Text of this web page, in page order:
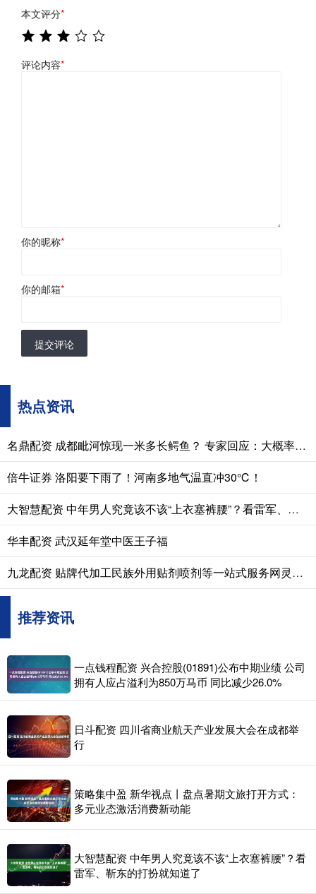
本文评分*
评论内容*
你的昵称*
你的邮箱*
提交评论
热点资讯
名鼎配资 成都毗河惊现一米多长鳄鱼？ 专家回应：大概率是野外入侵物种 市民发现应及时报告
倍牛证券 洛阳要下雨了！河南多地气温直冲30℃！
大智慧配资 中年男人究竟该不该“上衣塞裤腰”？看雷军、靳东的打扮就知道了
华丰配资 武汉延年堂中医王子福
九龙配资 贴牌代加工民族外用贴剂喷剂等一站式服务网灵活合作
推荐资讯
一点钱程配资 兴合控股(01891)公布中期业绩 公司
拥有人应占溢利为850万马币 同比减少26.0%
日斗配资 四川省商业航天产业发展大会在成都举
行
策略集中盈 新华视点丨盘点暑期文旅打开方式：
多元业态激活消费新动能
大智慧配资 中年男人究竟该不该“上衣塞裤腰”？看
雷军、靳东的打扮就知道了